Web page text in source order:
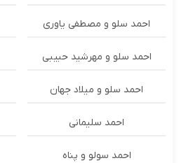
احمد سلو و مصطفی یاوری
احمد سلو و مهرشید حبیبی
احمد سلو و میلاد جهان
احمد سلیمانی
احمد سولو و پناه